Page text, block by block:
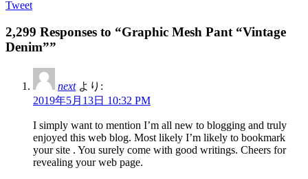
Tweet
2,299 Responses to “Graphic Mesh Pant “Vintage
Denim””
next より:
2019年5月13日 10:32 PM
I simply want to mention I’m all new to blogging and truly
enjoyed this web blog. Most likely I’m likely to bookmark
your site . You surely come with good writings. Cheers for
revealing your web page.